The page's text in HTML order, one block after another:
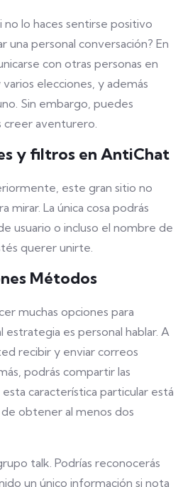
no lo haces sentirse positivo
una personal conversación? En
con otras personas en
varios elecciones, y además
Sin embargo, puedes
creer aventurero.
y filtros en AntiChat
este gran sitio no
mirar. La única cosa podrás
usuario o incluso el nombre de
querer unirte.
Métodos
muchas opciones para
estrategia es personal hablar. A
recibir y enviar correos
podrás compartir las
característica particular está
obtener al menos dos
talk. Podrías reconocerás
un único información si nota